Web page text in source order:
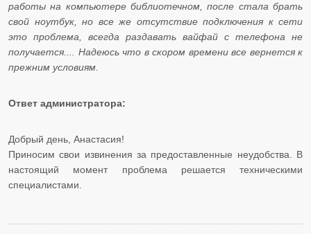
работы на компьютере библиотечном, после стала брать
свой ноутбук, но все же отсутствие подключения к сети
это проблема, всегда раздавать вайфай с телефона не
получается.... Надеюсь что в скором времени все вернется к
прежним условиям.
Ответ администратора:
Добрый день, Анастасия!
Приносим свои извинения за предоставленные неудобства. В
настоящий момент проблема решается техническими
специалистами.